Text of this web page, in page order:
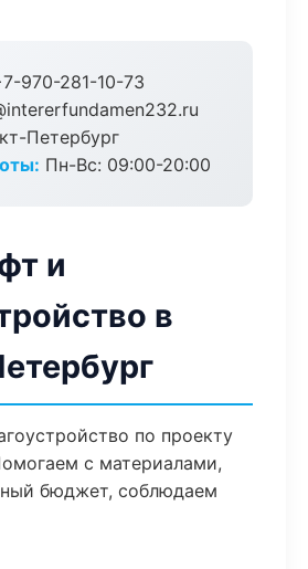
970-281-10-73
Петербург
Пн-Вс: 09:00-20:00
и
в
по проекту
с материалами,
бюджет, соблюдаем